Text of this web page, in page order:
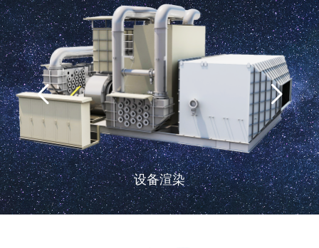
设备渲染